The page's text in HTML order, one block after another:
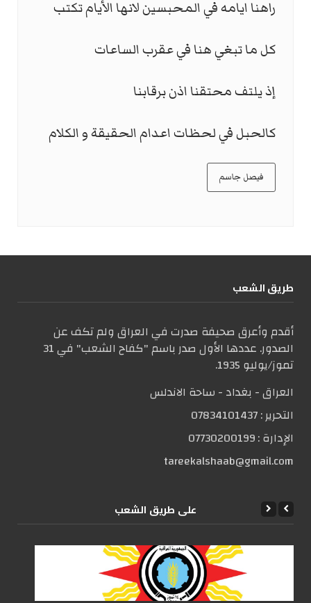
راهنا ايامه في المحبسين لانها الأيام تكتب
كل ما تبغي هنا في عقرب الساعات
إذ يلتف محتقنا اذن برقابنا
كالحبل في لحظات اعدام الحقيقة و الكلام
فيصل جاسم
طریق الشعب
أقدم وأعرق صحيفة صدرت في العراق ولم تكف عن
الصدور. عددها الأول صدر باسم "كفاح الشعب" في 31
تموز/يوليو 1935.
العراق - بغداد - ساحة الاندلس
التحریر :07834101437
الإدارة :07730200199
tareekalshaab@gmail.com
علی طریق الشعب